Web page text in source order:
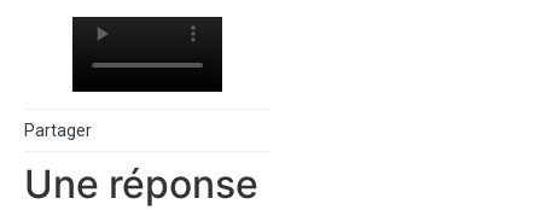
Partager
Une réponse